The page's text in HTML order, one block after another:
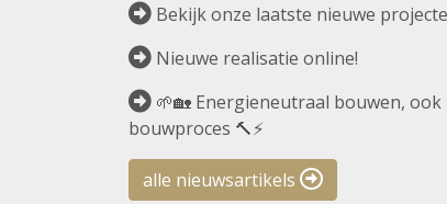
Bekijk onze laatste nieuwe
Nieuwe realisatie online!
🌱🏡 Energieneutraal bouwen,
bouwproces 🔨⚡
alle nieuwsartikels